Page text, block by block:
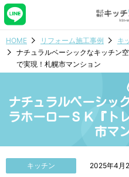
HOME リフォーム施工事例
キ
ナチュラルベーシックなキッチン
で実現！札幌市マンション
ナチュラルベーシッ
ラホーローＳＫ『ト
市マ
キッチン 2025年4月